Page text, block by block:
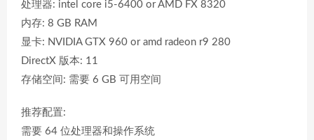
处理器: intel core i5-6400 or AMD FX 8320
内存: 8 GB RAM
显卡: NVIDIA GTX 960 or amd radeon r9 280
DirectX 版本: 11
存储空间: 需要 6 GB 可用空间
推荐配置:
需要 64 位处理器和操作系统